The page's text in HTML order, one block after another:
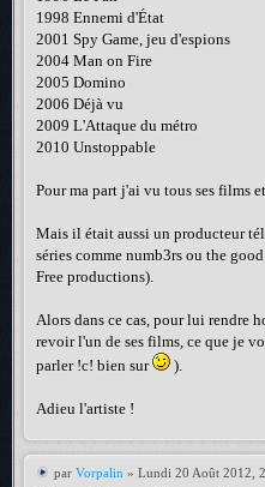
1998 Ennemi d'État
2001 Spy Game, jeu d'espions
2004 Man on Fire
2005 Domino
2006 Déjà vu
2009 L'Attaque du métro
2010 Unstoppable
Pour ma part j'ai vu tous ses films
Mais il était aussi un producteur
séries comme numb3rs ou the
Free productions).
Alors dans ce cas, pour lui rendre
revoir l'un de ses films, ce que je
parler !c! bien sur
).
Adieu l'artiste !
par Vorpalin » Lundi 20 Août 2012,